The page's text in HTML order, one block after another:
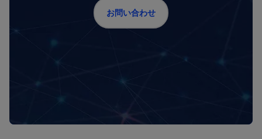
お問い合わせ